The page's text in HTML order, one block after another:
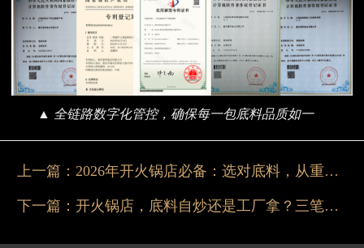
▲ 全链路数字化管控，确保每一包底料品质如一
上一篇： 2026年开火锅店必备：选对底料，从重庆掌邦开始
下一篇： 开火锅店，底料自炒还是工厂拿？三笔账帮你决策